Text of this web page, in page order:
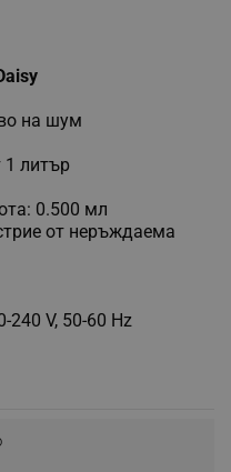
на шум
1 литър
0.500 мл
от неръждаема
V, 50-60 Hz